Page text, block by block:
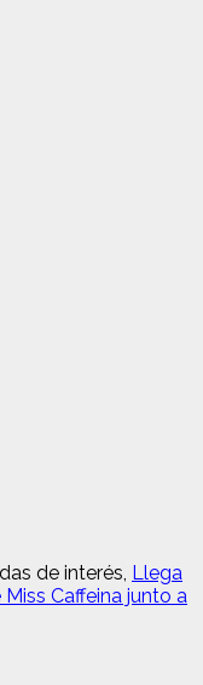
de interés, Llega
Caffeina junto a